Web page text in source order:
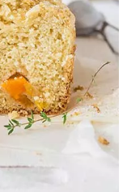
Kuchnie świata
SKLEP
Polski